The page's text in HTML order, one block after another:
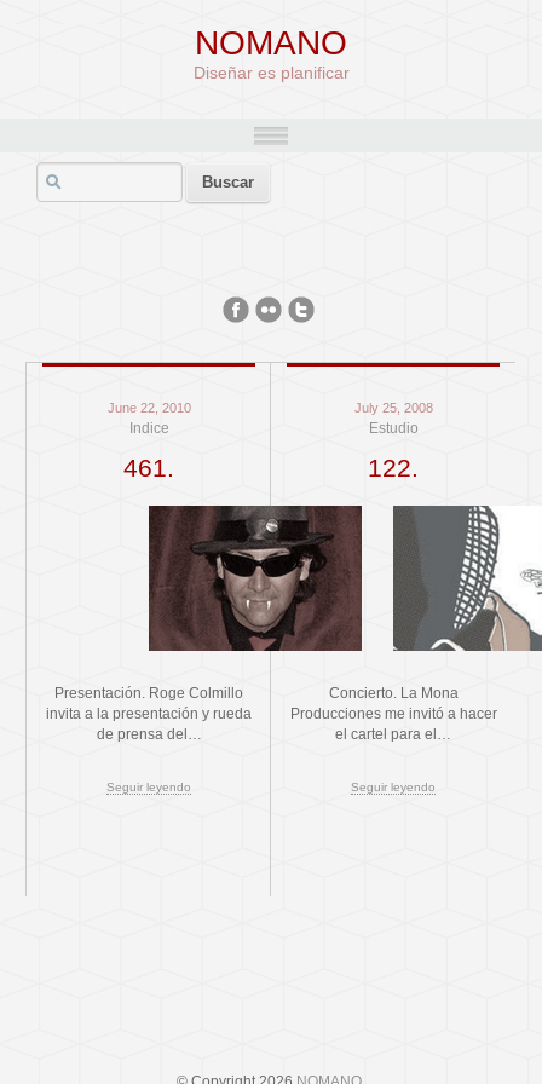
NOMANO
Diseñar es planificar
June 22, 2010
Indice
461.
Presentación. Roge Colmillo
invita a la presentación y rueda
de prensa del…
Seguir leyendo
July 25, 2008
Estudio
122.
Concierto. La Mona
Producciones me invitó a hacer
el cartel para el…
Seguir leyendo